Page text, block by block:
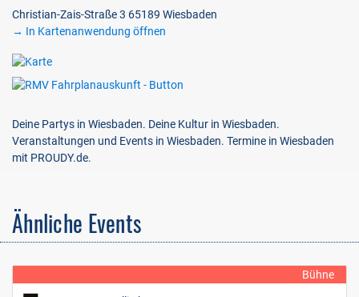
Christian-Zais-Straße 3 65189 Wiesbaden
→ In Kartenanwendung öffnen
Deine Partys in Wiesbaden. Deine Kultur in Wiesbaden.
Veranstaltungen und Events in Wiesbaden. Termine in Wiesbaden
mit PROUDY.de.
Ähnliche Events
Bühne